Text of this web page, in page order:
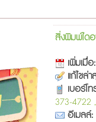
สิ่งพิมพ์ได
เพิ่มเมื่อ:
แก้ไขล่า
เบอร์โ
373-4722
อีเมลล์: